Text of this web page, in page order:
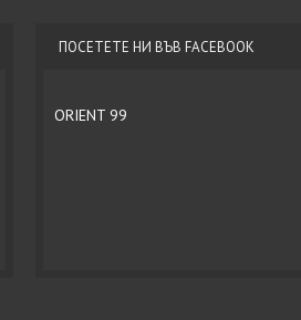
ПОСЕТЕТЕ НИ ВЪВ FACEBOOK
ORIENT 99